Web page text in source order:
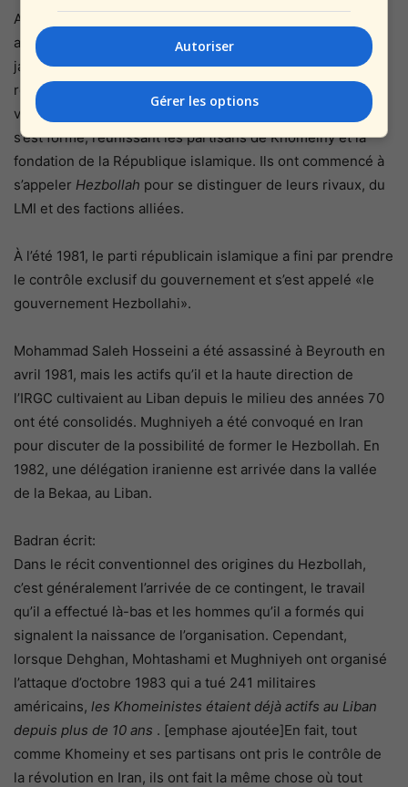
Après la disparition de Sadr, les événements se sont
accélérés. Le chah a été contraint de quitter l’Iran en
janvier 1979, laissant ainsi la possibilité à Khomeiny de
revenir en Iran quelques semaines plus tard,
victorieux. Peu après, le parti de la République islamique
s’est formé, réunissant les partisans de Khomeiny et la
fondation de la République islamique. Ils ont commencé à
s’appeler Hezbollah pour se distinguer de leurs rivaux, du
LMI et des factions alliées.
À l’été 1981, le parti républicain islamique a fini par prendre
le contrôle exclusif du gouvernement et s’est appelé «le
gouvernement Hezbollahi».
Mohammad Saleh Hosseini a été assassiné à Beyrouth en
avril 1981, mais les actifs qu’il et la haute direction de
l’IRGC cultivaient au Liban depuis le milieu des années 70
ont été consolidés. Mughniyeh a été convoqué en Iran
pour discuter de la possibilité de former le Hezbollah. En
1982, une délégation iranienne est arrivée dans la vallée
de la Bekaa, au Liban.
Badran écrit:
Dans le récit conventionnel des origines du Hezbollah,
c’est généralement l’arrivée de ce contingent, le travail
qu’il a effectué là-bas et les hommes qu’il a formés qui
signalent la naissance de l’organisation. Cependant,
lorsque Dehghan, Mohtashami et Mughniyeh ont organisé
l’attaque d’octobre 1983 qui a tué 241 militaires
américains, les Khomeinistes étaient déjà actifs au Liban
depuis plus de 10 ans . [emphase ajoutée]En fait, tout
comme Khomeiny et ses partisans ont pris le contrôle de
la révolution en Iran, ils ont fait la même chose où tout
Autoriser
Gérer les options